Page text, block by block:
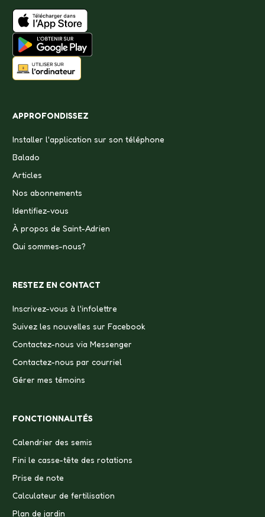
APPROFONDISSEZ
Installer l'application sur son téléphone
Balado
Articles
Nos abonnements
Identifiez-vous
À propos de Saint-Adrien
Qui sommes-nous?
RESTEZ EN CONTACT
Inscrivez-vous à l'infolettre
Suivez les nouvelles sur Facebook
Contactez-nous via Messenger
Contactez-nous par courriel
Gérer mes témoins
FONCTIONNALITÉS
Calendrier des semis
Fini le casse-tête des rotations
Prise de note
Calculateur de fertilisation
Plan de jardin